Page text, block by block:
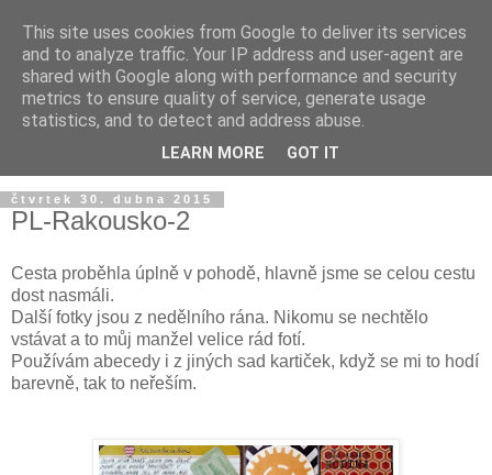
čtvrtek 30. dubna 2015
PL-Rakousko-2
Cesta proběhla úplně v pohodě, hlavně jsme se celou cestu
dost nasmáli.
Další fotky jsou z nedělního rána. Nikomu se nechtělo
vstávat a to můj manžel velice rád fotí.
Používám abecedy i z jiných sad kartiček, když se mi to hodí
barevně, tak to neřeším.
This site uses cookies from Google to deliver its services
and to analyze traffic. Your IP address and user-agent are
shared with Google along with performance and security
metrics to ensure quality of service, generate usage
statistics, and to detect and address abuse.
LEARN MORE GOT IT